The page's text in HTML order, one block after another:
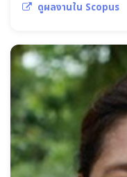
ดูผลงานใน Scopus